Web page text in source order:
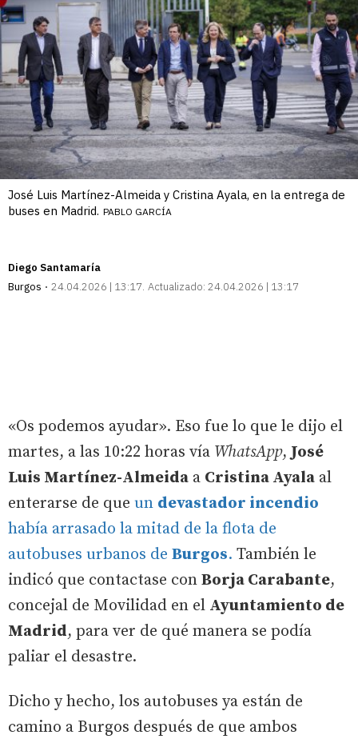
José Luis Martínez-Almeida y Cristina Ayala, en la entrega de
buses en Madrid. PABLO GARCÍA
Diego Santamaría
Burgos
24.04.2026 | 13:17 Actualizado: 24.04.2026 | 13:17
«Os podemos ayudar». Eso fue lo que le dijo el
martes, a las 10:22 horas vía WhatsApp, José
Luis Martínez-Almeida a Cristina Ayala al
enterarse de que un devastador incendio
había arrasado la mitad de la flota de
autobuses urbanos de Burgos. También le
indicó que contactase con Borja Carabante,
concejal de Movilidad en el Ayuntamiento de
Madrid, para ver de qué manera se podía
paliar el desastre.
Dicho y hecho, los autobuses ya están de
camino a Burgos después de que ambos